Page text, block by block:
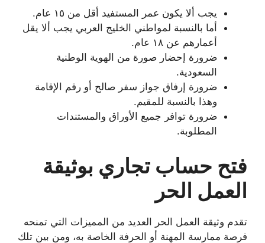
يجب ألا يكون عمر المستفيد أقل من ١٥ عام.
أما بالنسبة لمواطني الخليج العربي يجب ألا يقل
أعمارهم عن ١٨ عام.
ضرورة إحضار صورة من الهوية الوطنية
السعودية.
ضرورة إرفاق جواز سفر صالح أو رقم الإقامة
وهذا بالنسبة للمقيم.
ضرورة توافر جميع الأوراق والمستندات
المطلوبة.
فتح حساب تجاري بوثيقة
العمل الحر
تقدم وثيقة العمل الحر العديد من المميزات التي تمنحه
فرصة ممارسة المهنة أو الحرفة الخاصة به، ومن بين تلك